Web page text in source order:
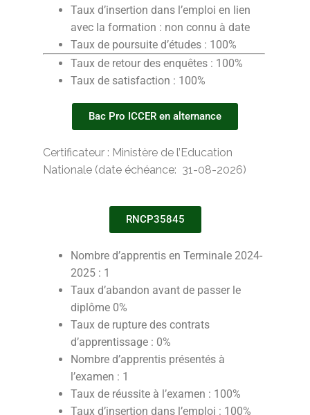
Taux d’insertion dans l’emploi en lien
avec la formation : non connu à date
Taux de poursuite d’études : 100%
Taux de retour des enquêtes : 100%
Taux de satisfaction : 100%
Bac Pro ICCER en alternance
Certificateur : Ministère de l’Education
Nationale (date échéance: 31-08-2026)
RNCP35845
Nombre d’apprentis en Terminale 2024-
2025 : 1
Taux d’abandon avant de passer le
diplôme 0%
Taux de rupture des contrats
d’apprentissage : 0%
Nombre d’apprentis présentés à
l’examen : 1
Taux de réussite à l’examen : 100%
Taux d’insertion dans l’emploi : 100%